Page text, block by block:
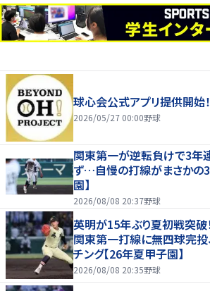
球心会公式アプリ提供開始！
2026/05/27 00:00野球
関東第一が逆転負けで3年
ず…自慢の打線がまさかの
園】
2026/08/08 20:37野球
英明が15年ぶり夏初戦突破
関東第一打線に無四球完投
チング【26年夏甲子園】
2026/08/08 20:35野球